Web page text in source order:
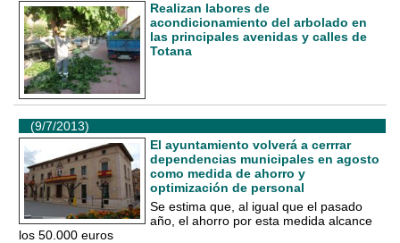
Realizan labores de
acondicionamiento del arbolado en
las principales avenidas y calles de
Totana
(9/7/2013)
El ayuntamiento volverá a cerrrar
dependencias municipales en agosto
como medida de ahorro y
optimización de personal
Se estima que, al igual que el pasado
año, el ahorro por esta medida alcance
los 50.000 euros